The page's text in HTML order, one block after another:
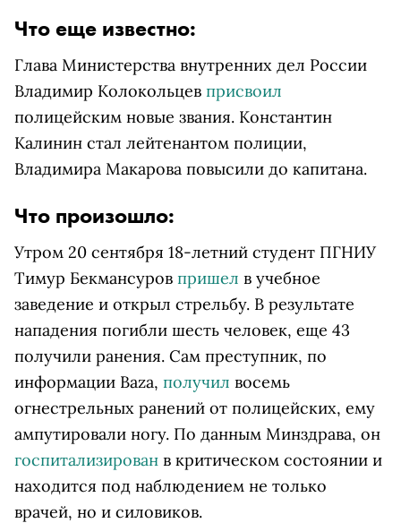
Что еще известно:
Глава Министерства внутренних дел России
Владимир Колокольцев присвоил
полицейским новые звания. Константин
Калинин стал лейтенантом полиции,
Владимира Макарова повысили до капитана.
Что произошло:
Утром 20 сентября 18-летний студент ПГНИУ
Тимур Бекмансуров пришел в учебное
заведение и открыл стрельбу. В результате
нападения погибли шесть человек, еще 43
получили ранения. Сам преступник, по
информации Baza, получил восемь
огнестрельных ранений от полицейских, ему
ампутировали ногу. По данным Минздрава, он
госпитализирован в критическом состоянии и
находится под наблюдением не только
врачей, но и силовиков.